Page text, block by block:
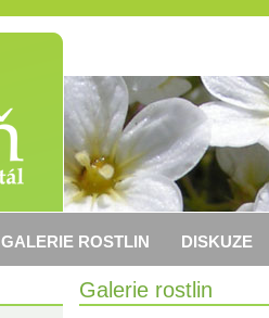
Galerie rostlin
GALERIE ROSTLIN DISKUZE